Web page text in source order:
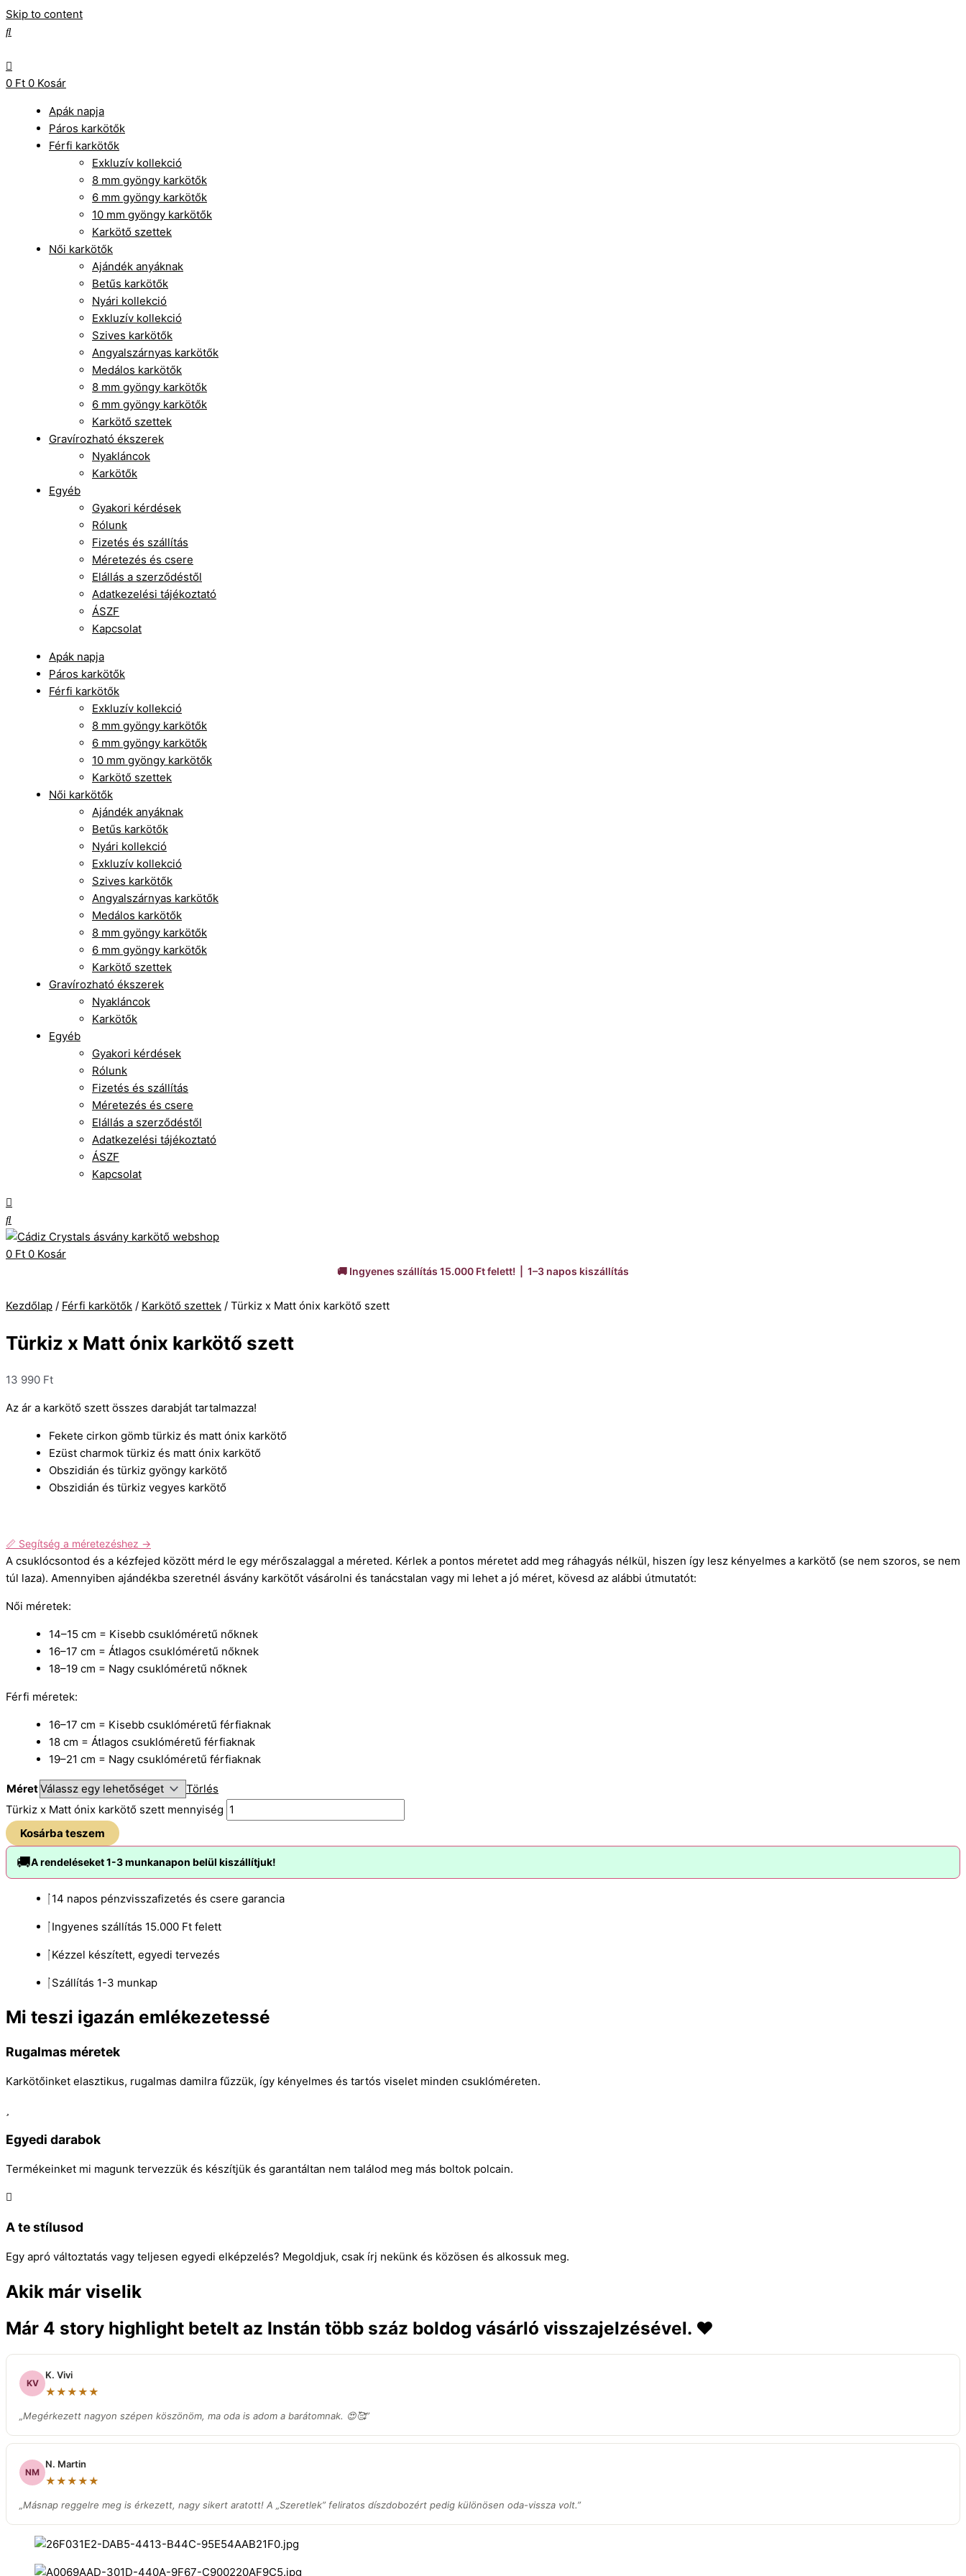
Skip to content
0 Ft 0 Kosár
Apák napja
Páros karkötők
Férfi karkötők
Exkluzív kollekció
8 mm gyöngy karkötők
6 mm gyöngy karkötők
10 mm gyöngy karkötők
Karkötő szettek
Női karkötők
Ajándék anyáknak
Betűs karkötők
Nyári kollekció
Exkluzív kollekció
Szives karkötők
Angyalszárnyas karkötők
Medálos karkötők
8 mm gyöngy karkötők
6 mm gyöngy karkötők
Karkötő szettek
Gravírozható ékszerek
Nyakláncok
Karkötők
Egyéb
Gyakori kérdések
Rólunk
Fizetés és szállítás
Méretezés és csere
Elállás a szerződéstől
Adatkezelési tájékoztató
ÁSZF
Kapcsolat
Apák napja
Páros karkötők
Férfi karkötők
Exkluzív kollekció
8 mm gyöngy karkötők
6 mm gyöngy karkötők
10 mm gyöngy karkötők
Karkötő szettek
Női karkötők
Ajándék anyáknak
Betűs karkötők
Nyári kollekció
Exkluzív kollekció
Szives karkötők
Angyalszárnyas karkötők
Medálos karkötők
8 mm gyöngy karkötők
6 mm gyöngy karkötők
Karkötő szettek
Gravírozható ékszerek
Nyakláncok
Karkötők
Egyéb
Gyakori kérdések
Rólunk
Fizetés és szállítás
Méretezés és csere
Elállás a szerződéstől
Adatkezelési tájékoztató
ÁSZF
Kapcsolat
0 Ft 0 Kosár
🚚 Ingyenes szállítás 15.000 Ft felett! | 1–3 napos kiszállítás
Kezdőlap / Férfi karkötők / Karkötő szettek / Türkiz x Matt ónix karkötő szett
Türkiz x Matt ónix karkötő szett
13 990 Ft
Az ár a karkötő szett összes darabját tartalmazza!
Fekete cirkon gömb türkiz és matt ónix karkötő
Ezüst charmok türkiz és matt ónix karkötő
Obszidián és türkiz gyöngy karkötő
Obszidián és türkiz vegyes karkötő
📏 Segítség a méretezéshez →
A csuklócsontod és a kézfejed között mérd le egy mérőszalaggal a méreted. Kérlek a pontos méretet add meg ráhagyás nélkül, hiszen így lesz kényelmes a karkötő (se nem szoros, se nem
túl laza). Amennyiben ajándékba szeretnél ásvány karkötőt vásárolni és tanácstalan vagy mi lehet a jó méret, kövesd az alábbi útmutatót:
Női méretek:
14–15 cm = Kisebb csuklóméretű nőknek
16–17 cm = Átlagos csuklóméretű nőknek
18–19 cm = Nagy csuklóméretű nőknek
Férfi méretek:
16–17 cm = Kisebb csuklóméretű férfiaknak
18 cm = Átlagos csuklóméretű férfiaknak
19–21 cm = Nagy csuklóméretű férfiaknak
Méret
Törlés
Türkiz x Matt ónix karkötő szett mennyiség
Kosárba teszem
🚚A rendeléseket 1-3 munkanapon belül kiszállítjuk!
14 napos pénzvisszafizetés és csere garancia
Ingyenes szállítás 15.000 Ft felett
Kézzel készített, egyedi tervezés
Szállítás 1-3 munkap
Mi teszi igazán emlékezetessé
Rugalmas méretek
Karkötőinket elasztikus, rugalmas damilra fűzzük, így kényelmes és tartós viselet minden csuklóméreten.
Egyedi darabok
Termékeinket mi magunk tervezzük és készítjük és garantáltan nem találod meg más boltok polcain.
A te stílusod
Egy apró változtatás vagy teljesen egyedi elképzelés? Megoldjuk, csak írj nekünk és közösen és alkossuk meg.
Akik már viselik
Már 4 story highlight betelt az Instán több száz boldog vásárló visszajelzésével. ❤️
KV
K. Vivi
★★★★★
„Megérkezett nagyon szépen köszönöm, ma oda is adom a barátomnak. 😍🥰”
NM
N. Martin
★★★★★
„Másnap reggelre meg is érkezett, nagy sikert aratott! A „Szeretlek” feliratos díszdobozért pedig különösen oda-vissza volt.”